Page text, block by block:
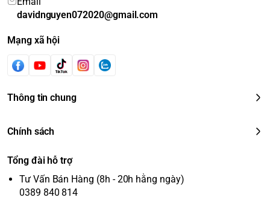
davidnguyen072020@gmail.com
Mạng xã hội
Thông tin chung
Chính sách
Tổng đài hỗ trợ
Tư Vấn Bán Hàng (8h - 20h hằng ngày)
0389 840 814